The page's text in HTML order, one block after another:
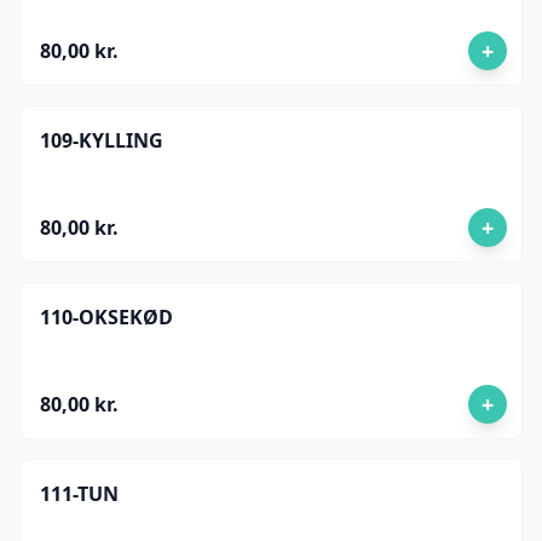
80,00 kr. +
109-KYLLING
80,00 kr. +
110-OKSEKØD
80,00 kr. +
111-TUN